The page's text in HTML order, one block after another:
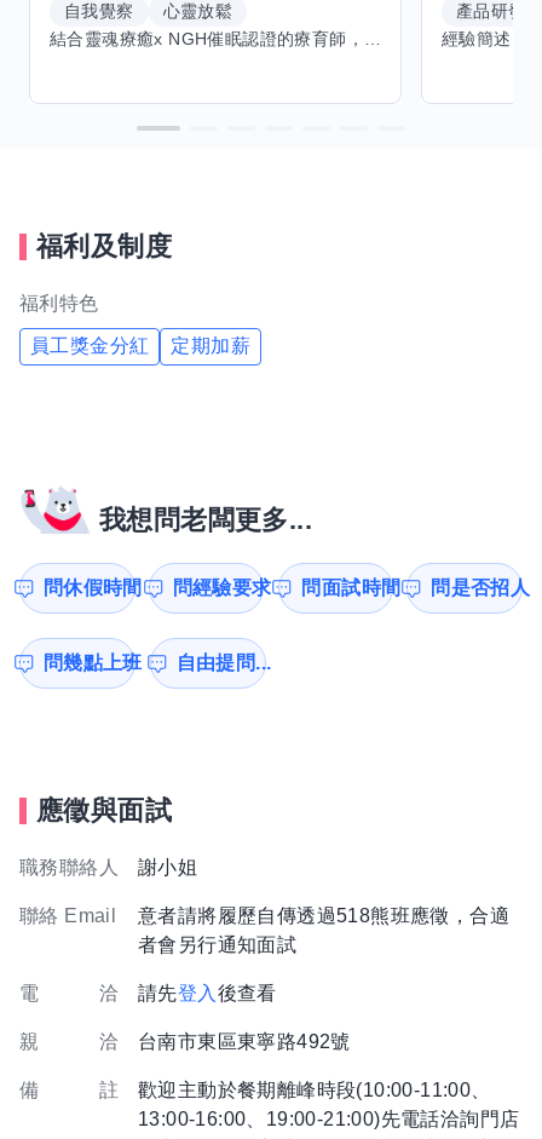
自我覺察
心靈放鬆
產品研發
福利及制度
福利特色
員工獎金分紅 定期加薪
我想問老闆更多...
問休假時間 問經驗要求 問面試時間 問是否招人
問幾點上班 自由提問...
應徵與面試
職務聯絡人 謝小姐
聯絡 Email
意者請將履歷自傳透過518熊班應徵，合適
者會另行通知面試
電 洽 請先登入 後查看
親 洽 台南市東區東寧路492號
備 註
歡迎主動於餐期離峰時段(10:00-11:00、
13:00-16:00、19:00-21:00)先電話洽詢門店